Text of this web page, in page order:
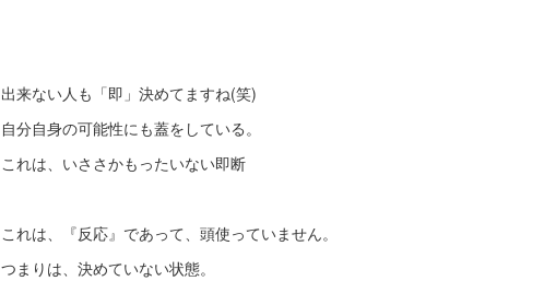
出来ない人も「即」決めてますね(笑)
自分自身の可能性にも蓋をしている。
これは、いささかもったいない即断
これは、『反応』であって、頭使っていません。
つまりは、決めていない状態。